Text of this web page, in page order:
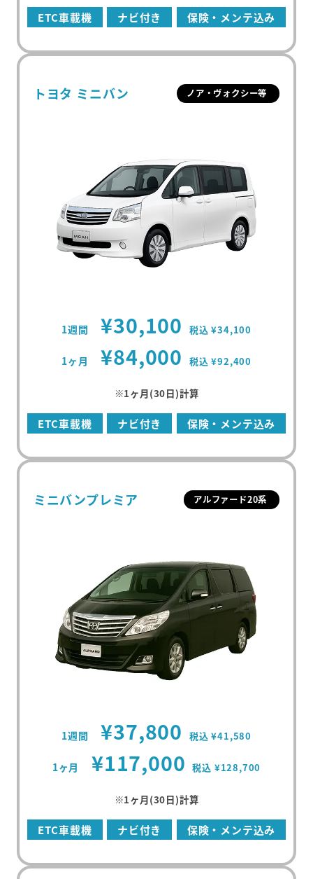
ETC車載機 ナビ付き 保険・メンテ込み
トヨタ ミニバン ノア・ヴォクシー等
1週間 ¥30,100 税込 ¥34,100
1ヶ月 ¥84,000 税込 ¥92,400
※1ヶ月(30日)計算
ETC車載機 ナビ付き 保険・メンテ込み
ミニバンプレミア アルファード20系
1週間 ¥37,800 税込 ¥41,580
1ヶ月 ¥117,000 税込 ¥128,700
※1ヶ月(30日)計算
ETC車載機 ナビ付き 保険・メンテ込み